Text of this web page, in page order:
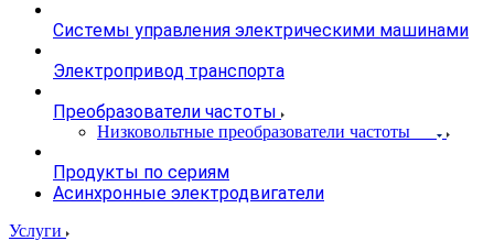
Системы управления электрическими машинами
Электропривод транспорта
Преобразователи частоты
Низковольтные преобразователи частоты
Продукты по сериям
Асинхронные электродвигатели
Услуги